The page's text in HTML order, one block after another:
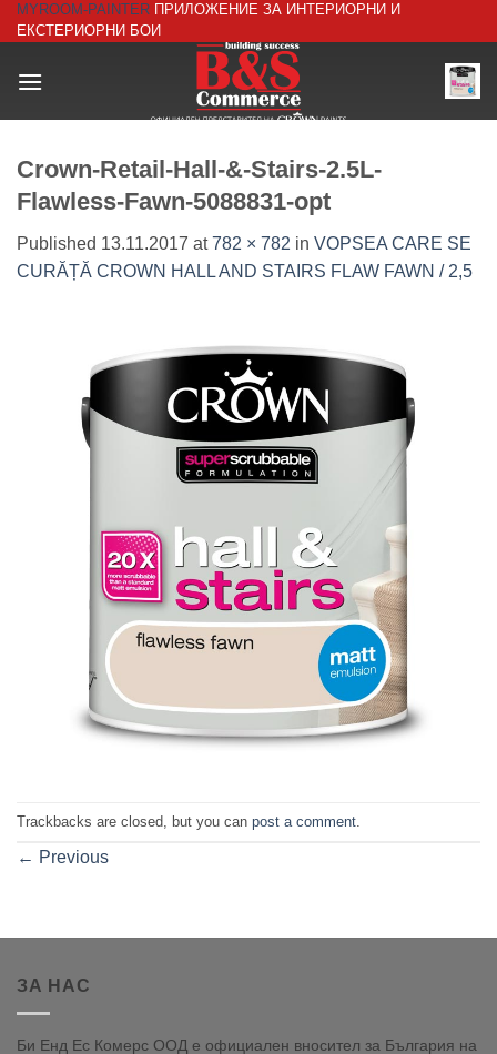
Skip
to
MYROOM-PAINTER ПРИЛОЖЕНИЕ ЗА ИНТЕРИОРНИ И
ЕКСТЕРИОРНИ БОИ
Crown-Retail-Hall-&-Stairs-2.5L-
Flawless-Fawn-5088831-opt
Published 13.11.2017 at782 × 782 in VOPSEA CARE SE
CURĂȚĂ CROWN HALL AND STAIRS FLAW FAWN / 2,5
Trackbacks are closed, but you can post a comment
← Previous
ЗА НАС
Би Енд Ес Комерс ООД е официален вносител за България на